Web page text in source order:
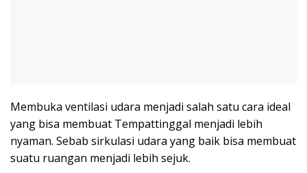
Membuka ventilasi udara menjadi salah satu cara ideal
yang bisa membuat Tempattinggal menjadi lebih
nyaman. Sebab sirkulasi udara yang baik bisa membuat
suatu ruangan menjadi lebih sejuk.